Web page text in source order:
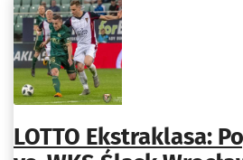
LOTTO Ekstraklasa: